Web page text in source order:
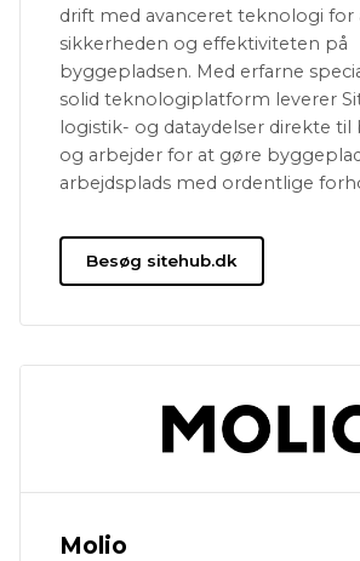
drift med avanceret teknologi for
sikkerheden og effektiviteten på
byggepladsen. Med erfarne
solid teknologiplatform leverer
logistik- og dataydelser direkte
og arbejder for at gøre
arbejdsplads med ordentlige
Besøg sitehub.dk
Molio